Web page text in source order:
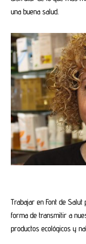
una buena salud.
Trabajar en Font de
forma de transmitir a
productos ecológicos y